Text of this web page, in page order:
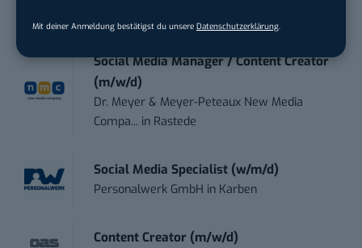
Mit deiner Anmeldung bestätigst du unsere Datenschutzerklärung
Social Media Manager / Content Creator
(m/w/d)
Dr. Meyer & Meyer-Peteaux New Media
Compa... in Rastede
Social Media Specialist (w/m/d)
Personalwerk GmbH in Karben
Content Creator (m/w/d)